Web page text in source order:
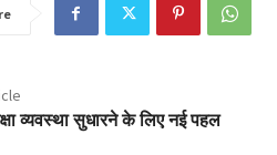
व्यवस्था सुधारने के लिए नई पहल